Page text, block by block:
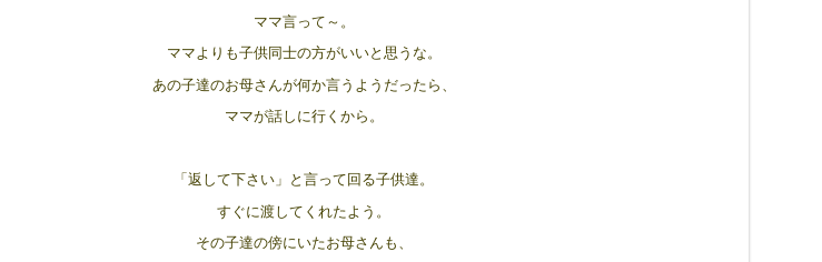
ママ言って～。
ママよりも子供同士の方がいいと思うな。
あの子達のお母さんが何か言うようだったら、
ママが話しに行くから。
「返して下さい」と言って回る子供達。
すぐに渡してくれたよう。
その子達の傍にいたお母さんも、